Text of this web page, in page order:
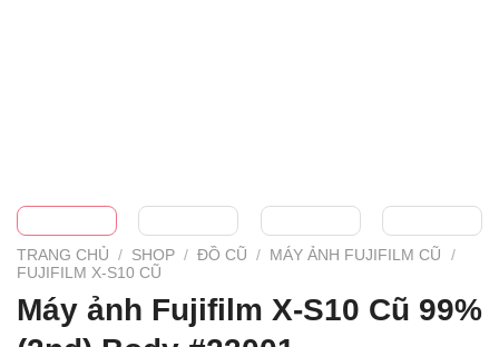
TRANG CHỦ / SHOP / ĐỒ CŨ / MÁY ẢNH FUJIFILM CŨ
/
FUJIFILM X-S10 CŨ
Máy ảnh Fujifilm X-S10 Cũ 99%